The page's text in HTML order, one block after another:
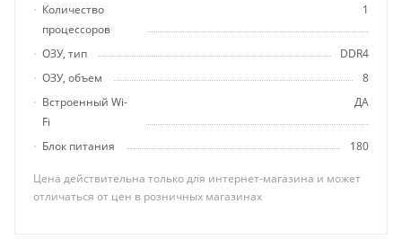
Количество
процессоров
1
ОЗУ, тип
DDR4
ОЗУ, объем
8
Встроенный Wi-
Fi
ДА
Блок питания 180
Цена действительна только для интернет-магазина и может
отличаться от цен в розничных магазинах